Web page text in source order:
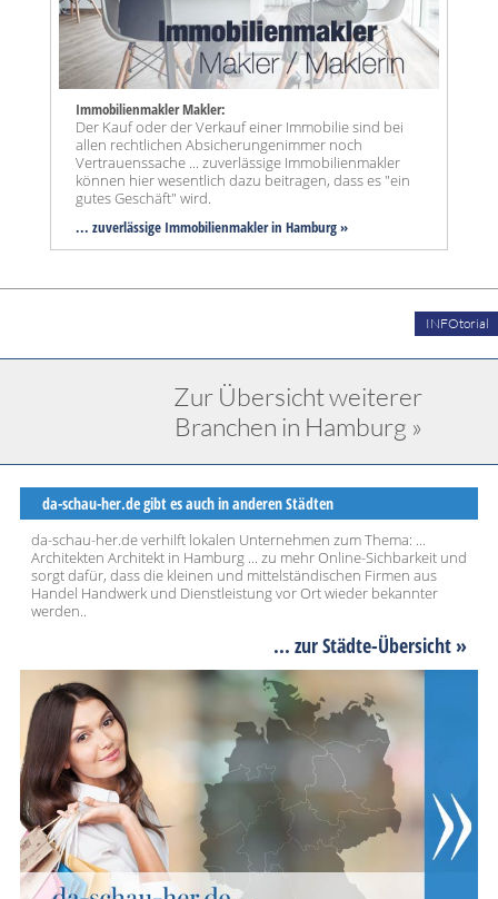
Immobilienmakler Makler:
Der Kauf oder der Verkauf einer Immobilie sind bei
allen rechtlichen Absicherungenimmer noch
Vertrauenssache ... zuverlässige Immobilienmakler
können hier wesentlich dazu beitragen, dass es "ein
gutes Geschäft" wird.
... zuverlässige Immobilienmakler in Hamburg »
INFOtorial
Zur Übersicht weiterer
Branchen in Hamburg »
da-schau-her.de gibt es auch in anderen Städten
da-schau-her.de verhilft lokalen Unternehmen zum Thema: ...
Architekten Architekt in Hamburg ... zu mehr Online-Sichbarkeit und
sorgt dafür, dass die kleinen und mittelständischen Firmen aus
Handel Handwerk und Dienstleistung vor Ort wieder bekannter
werden..
... zur Städte-Übersicht »